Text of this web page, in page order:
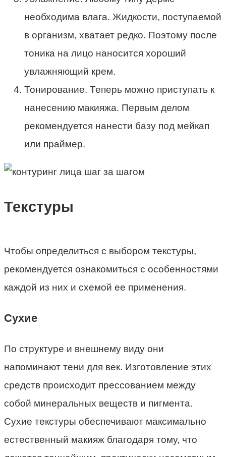
необходима влага. Жидкости, поступаемой
в организм, хватает редко. Поэтому после
тоника на лицо наносится хороший
увлажняющий крем.
Тонирование. Теперь можно приступать к
нанесению макияжа. Первым делом
рекомендуется нанести базу под мейкап
или праймер.
Текстуры
Чтобы определиться с выбором текстуры,
рекомендуется ознакомиться с особенностями
каждой из них и схемой ее применения.
Сухие
По структуре и внешнему виду они
напоминают тени для век. Изготовление этих
средств происходит прессованием между
собой минеральных веществ и пигмента.
Сухие текстуры обеспечивают максимально
естественный макияж благодаря тому, что